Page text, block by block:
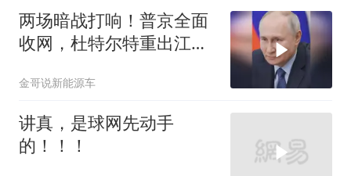
两场暗战打响！普京全面
收网，杜特尔特重出江
点，哪个先崩？
金哥说新能源车
讲真，是球网先动手
的！！！